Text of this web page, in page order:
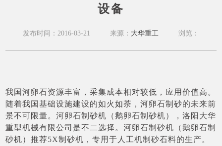
设备
发布时间：2016-03-21 来源： 大华重工 浏览：
我国河卵石资源丰富，采集成本相对较低，应用价值高。
随着我国基础设施建设的如火如荼，河卵石制砂的未来前
景不可限量。河卵石制砂机（鹅卵石制砂机），洛阳大华
重型机械有限公司是不二选择。河卵石制砂机（鹅卵石制
砂机）推荐5X制砂机，专用于人工机制砂石料的生产。